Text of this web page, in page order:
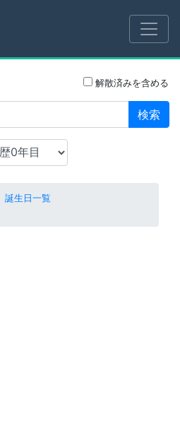
解散済みを含める
検索
誕生日一覧